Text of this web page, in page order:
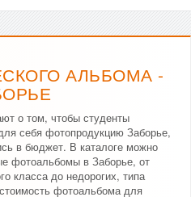
АЛЬБОМА -
о том, чтобы студенты
себя фотопродукцию Заборье,
в бюджет. В каталоге можно
фотоальбомы в Заборье, от
класса до недорогих, типа
фотоальбома для